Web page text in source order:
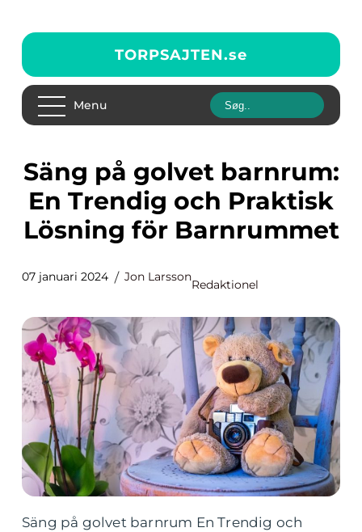
TORPSAJTEN.se
Menu
Säng på golvet barnrum:
En Trendig och Praktisk
Lösning för Barnrummet
07 januari 2024 Jon Larsson
Redaktionel
Säng på golvet barnrum En Trendig och